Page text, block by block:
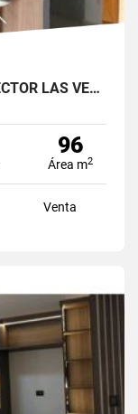
SE VENDE AGRADABLE APTO EN SECTOR LAS VEGAS,CERCA A JUMBO.
96
Área m2
Venta